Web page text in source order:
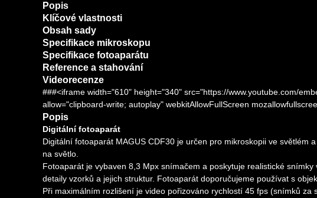
Popis
Klíčové vlastnosti
Obsah sady
Specifikace mikroskopu
Specifikace fotoaparátu
Reference a stahování
Videorecenze
###<iframe width="610" height="340" src="https://www.youtube.com/
allow="clipboard-write; autoplay" webkitAllowFullScreen
Popis
Digitální fotoaparát
Digitální fotoaparát MAGUS CDF30 je určen pro mikroskopii ve světlém
na světlo.
Fotoaparát je vybaven 8,3 Mpx snímačem a poskytuje realistické
detaily vzorků a jejich struktur. Fotoaparát doporučujeme používat s
Při maximálním rozlišení je video pořizováno rychlostí 45 fps (snímků